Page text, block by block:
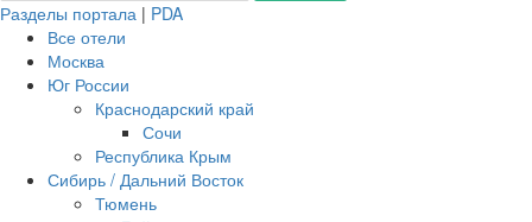
Разделы портала | PDA
Все отели
Москва
Юг России
Краснодарский край
Сочи
Республика Крым
Сибирь / Дальний Восток
Тюмень